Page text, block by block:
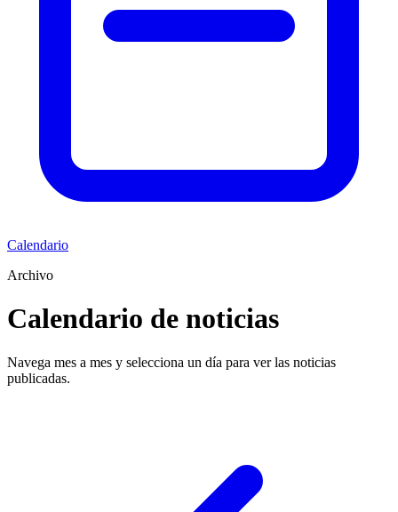
Calendario
Archivo
Calendario de noticias
Navega mes a mes y selecciona un día para ver las noticias
publicadas.